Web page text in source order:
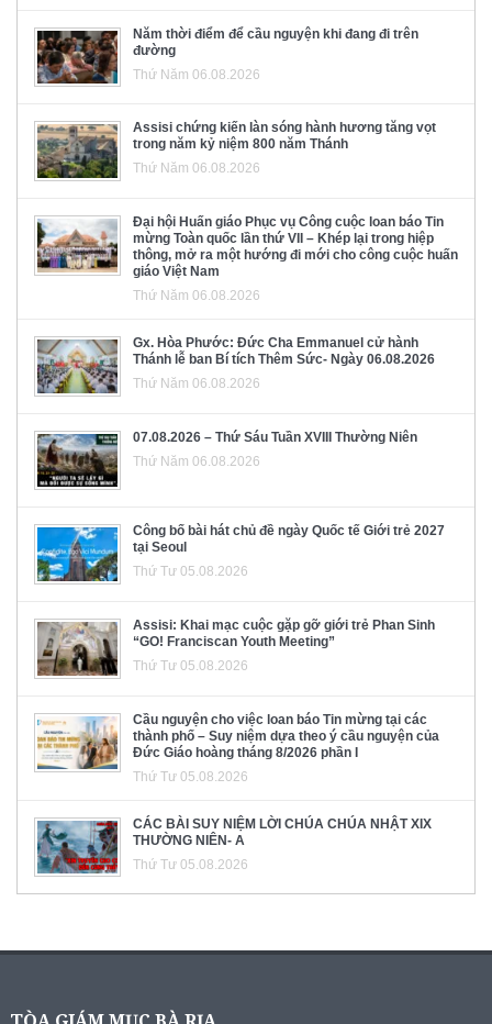
Năm thời điểm để cầu nguyện khi đang đi trên
đường
Thứ Năm 06.08.2026
Assisi chứng kiến làn sóng hành hương tăng vọt
trong năm kỷ niệm 800 năm Thánh
Thứ Năm 06.08.2026
Đại hội Huấn giáo Phục vụ Công cuộc loan báo Tin
mừng Toàn quốc lần thứ VII – Khép lại trong hiệp
thông, mở ra một hướng đi mới cho công cuộc huấn
giáo Việt Nam
Thứ Năm 06.08.2026
Gx. Hòa Phước: Đức Cha Emmanuel cử hành
Thánh lễ ban Bí tích Thêm Sức- Ngày 06.08.2026
Thứ Năm 06.08.2026
07.08.2026 – Thứ Sáu Tuần XVIII Thường Niên
Thứ Năm 06.08.2026
Công bố bài hát chủ đề ngày Quốc tế Giới trẻ 2027
tại Seoul
Thứ Tư 05.08.2026
Assisi: Khai mạc cuộc gặp gỡ giới trẻ Phan Sinh
“GO! Franciscan Youth Meeting”
Thứ Tư 05.08.2026
Cầu nguyện cho việc loan báo Tin mừng tại các
thành phố – Suy niệm dựa theo ý cầu nguyện của
Đức Giáo hoàng tháng 8/2026 phần I
Thứ Tư 05.08.2026
CÁC BÀI SUY NIỆM LỜI CHÚA CHÚA NHẬT XIX
THƯỜNG NIÊN- A
Thứ Tư 05.08.2026